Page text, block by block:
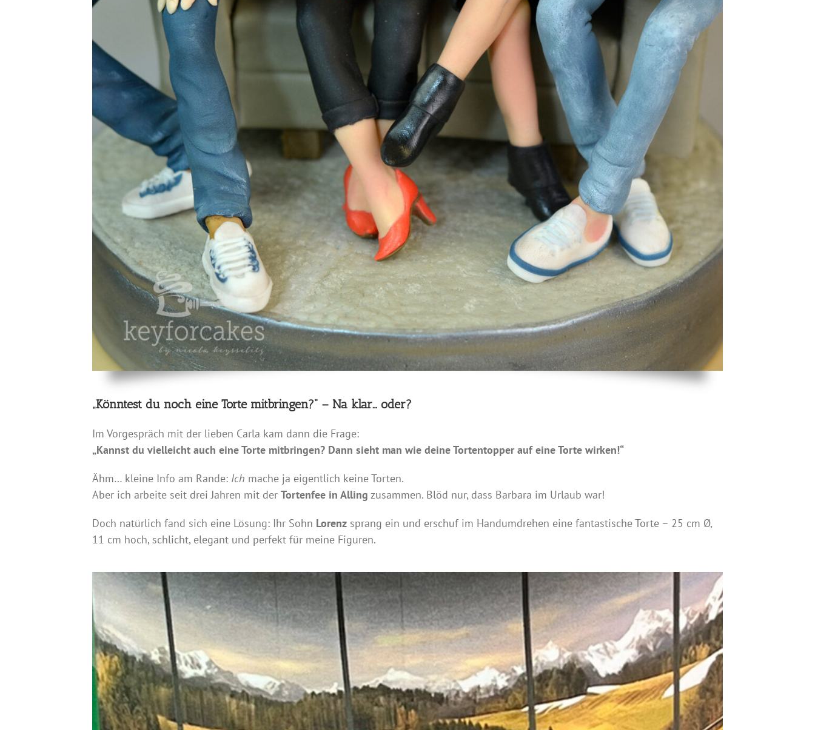
„Könntest du noch eine Torte mitbringen?“ – Na klar… oder?
Im Vorgespräch mit der lieben Carla kam dann die Frage:
„Kannst du vielleicht auch eine Torte mitbringen? Dann sieht man wie deine Tortentopper auf eine Torte wirken!“
Ähm… kleine Info am Rande: Ich mache ja eigentlich keine Torten.
Aber ich arbeite seit drei Jahren mit der Tortenfee in Alling zusammen. Blöd nur, dass Barbara im Urlaub war!
Doch natürlich fand sich eine Lösung: Ihr Sohn Lorenzsprang ein und erschuf im Handumdrehen eine fantastische Torte – 25 cm Ø,
11 cm hoch, schlicht, elegant und perfekt für meine Figuren.